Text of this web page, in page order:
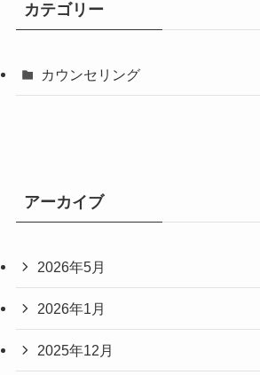
カテゴリー
カウンセリング
アーカイブ
2026年5月
2026年1月
2025年12月